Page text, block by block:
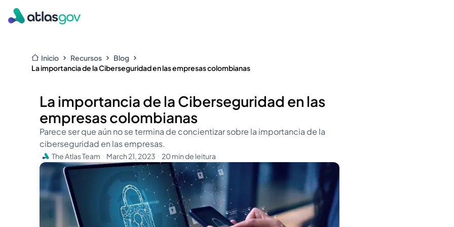
Inicio Recursos
Blog
La importancia de la Ciberseguridad en las empresas colombianas
La importancia de la Ciberseguridad en las
empresas colombianas
Parece ser que aún no se termina de concientizar sobre la importancia de la
ciberseguridad en las empresas.
The Atlas Team ・ March 21, 2023 ・ 20 min de leitura